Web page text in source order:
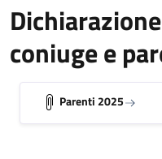
coniuge e
Parenti 2025